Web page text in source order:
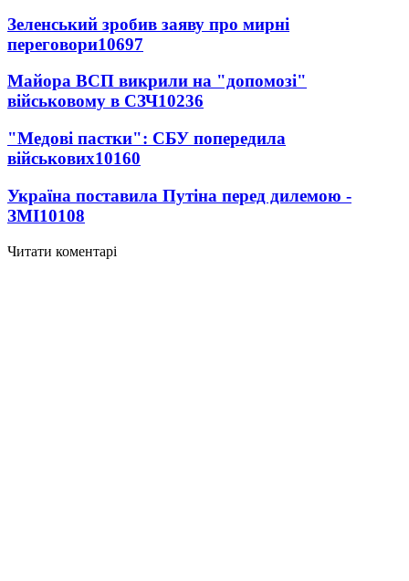
Зеленський зробив заяву про мирні
переговори10697
Майора ВСП викрили на "допомозі"
військовому в СЗЧ10236
"Медові пастки": СБУ попередила
військових10160
Україна поставила Путіна перед дилемою -
ЗМІ10108
Читати коментарі